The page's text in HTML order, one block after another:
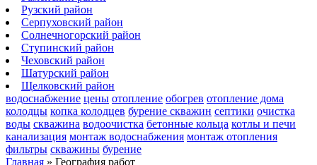
Рузский район
Серпуховский район
Солнечногорский район
Ступинский район
Чеховский район
Шатурский район
Щелковский район
водоснабжение цены отопление обогрев отопление дома
колодцы копка колодцев бурение скважин септики очистка
воды скважина водоочистка бетонные кольца котлы и печи
канализация монтаж водоснабжения монтаж отопления
фильтры скважины бурение
Главная » География работ